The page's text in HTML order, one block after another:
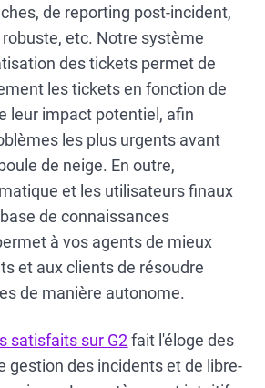
de reporting post-incident,
etc. Notre système
des tickets permet de
les tickets en fonction de
leur impact potentiel, afin
les plus urgents avant
de neige. En outre,
et les utilisateurs finaux
de connaissances
à vos agents de mieux
et aux clients de résoudre
de manière autonome.
satisfaits sur G2fait l'éloge des
gestion des incidents et de libre-